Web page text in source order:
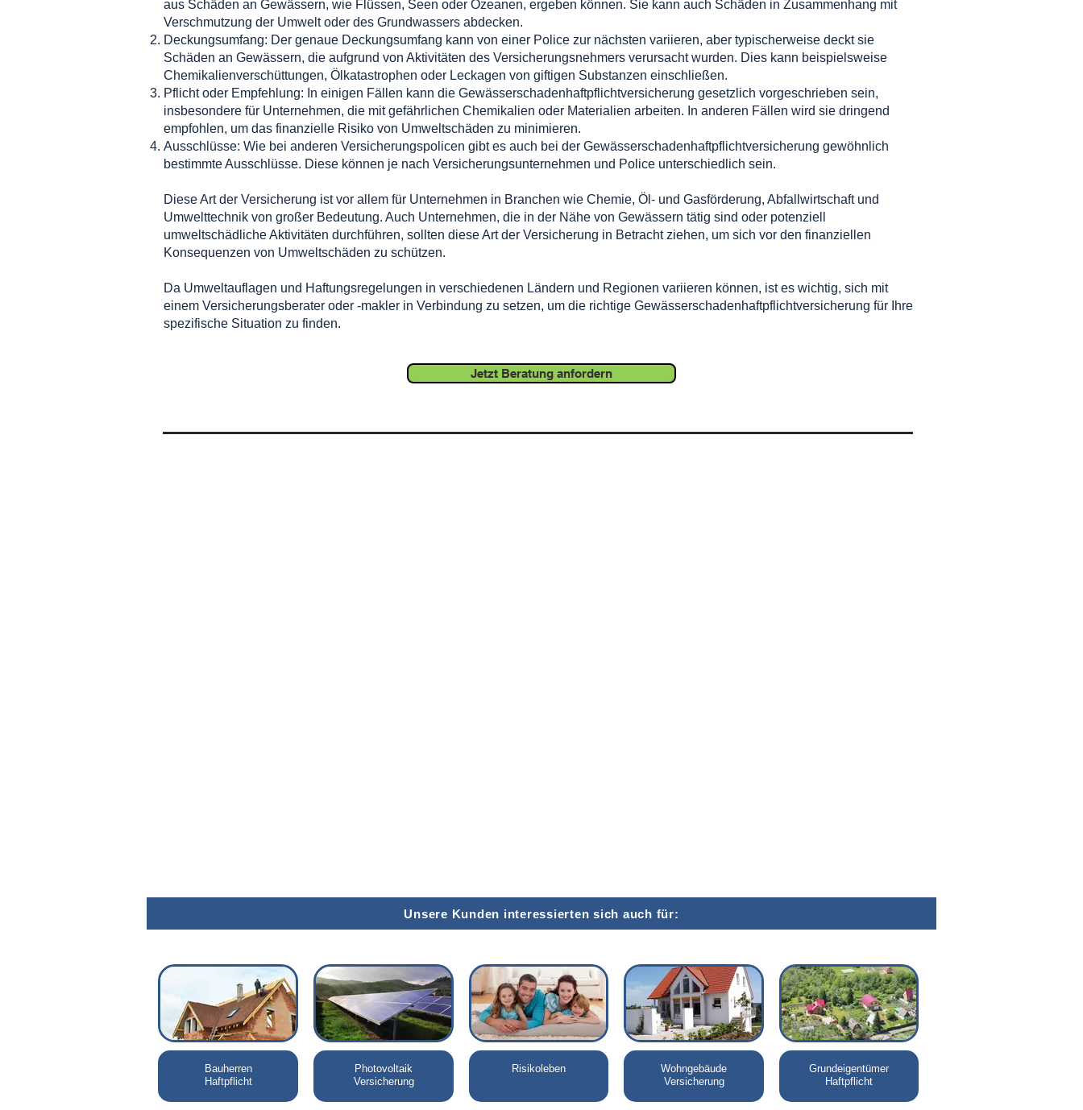
aus Schäden an Gewässern, wie Flüssen, Seen oder Ozeanen, ergeben können. Sie kann auch Schäden in Zusammenhang mit
Verschmutzung der Umwelt oder des Grundwassers abdecken.
Deckungsumfang: Der genaue Deckungsumfang kann von einer Police zur nächsten variieren, aber typischerweise deckt sie
Schäden an Gewässern, die aufgrund von Aktivitäten des Versicherungsnehmers verursacht wurden. Dies kann beispielsweise
Chemikalienverschüttungen, Ölkatastrophen oder Leckagen von giftigen Substanzen einschließen.
Pflicht oder Empfehlung: In einigen Fällen kann die Gewässerschadenhaftpflichtversicherung gesetzlich vorgeschrieben sein,
insbesondere für Unternehmen, die mit gefährlichen Chemikalien oder Materialien arbeiten. In anderen Fällen wird sie dringend
empfohlen, um das finanzielle Risiko von Umweltschäden zu minimieren.
Ausschlüsse: Wie bei anderen Versicherungspolicen gibt es auch bei der Gewässerschadenhaftpflichtversicherung gewöhnlich
bestimmte Ausschlüsse. Diese können je nach Versicherungsunternehmen und Police unterschiedlich sein.
Diese Art der Versicherung ist vor allem für Unternehmen in Branchen wie Chemie, Öl- und Gasförderung, Abfallwirtschaft und
Umwelttechnik von großer Bedeutung. Auch Unternehmen, die in der Nähe von Gewässern tätig sind oder potenziell
umweltschädliche Aktivitäten durchführen, sollten diese Art der Versicherung in Betracht ziehen, um sich vor den finanziellen
Konsequenzen von Umweltschäden zu schützen.
Da Umweltauflagen und Haftungsregelungen in verschiedenen Ländern und Regionen variieren können, ist es wichtig, sich mit
einem Versicherungsberater oder -makler in Verbindung zu setzen, um die richtige Gewässerschadenhaftpflichtversicherung für Ihre
spezifische Situation zu finden.
Jetzt Beratung anfordern
Unsere Kunden interessierten sich auch für:
Bauherren
Haftpflicht
Photovoltaik
Versicherung
Risikoleben
Wohngebäude
Versicherung
Grundeigentümer
Haftpflicht